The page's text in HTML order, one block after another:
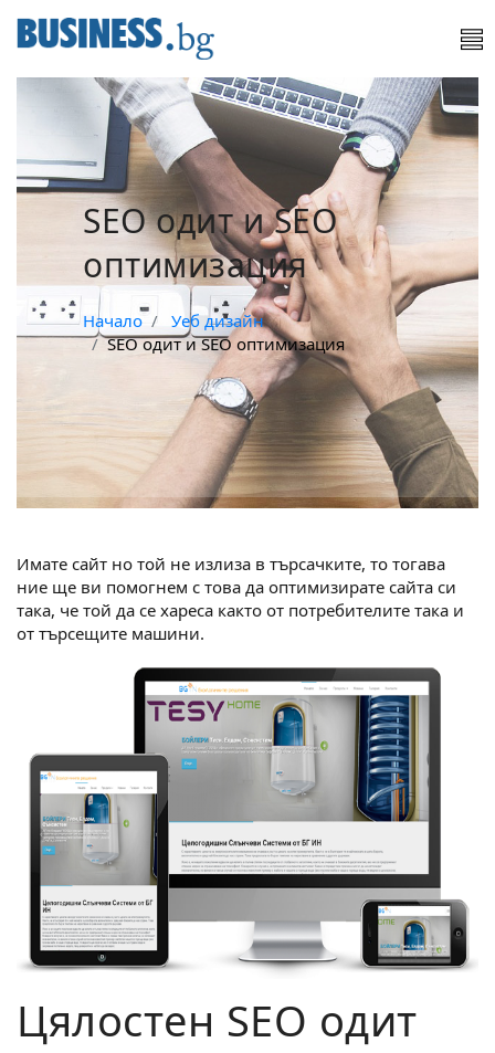
SEO одит и SEO
оптимизация
Начало
Уеб дизайн
SEO одит и SEO оптимизация
Имате сайт но той не излиза в търсачките, то тогава
ние ще ви помогнем с това да оптимизирате сайта си
така, че той да се хареса както от потребителите така и
от търсещите машини.
Цялостен SEO одит